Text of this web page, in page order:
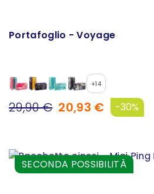
Portafoglio - Voyage
+14
29,90 € 20,93 € -30%
SECONDA POSSIBILITÀ